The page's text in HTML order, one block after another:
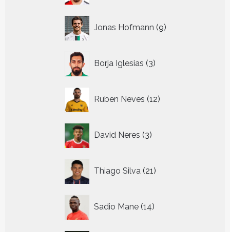
Jonas Hofmann 9
producten
Borja Iglesias 3
producten
Ruben Neves 12
producten
David Neres 3
producten
Thiago Silva 21
producten
Sadio Mane 14
producten